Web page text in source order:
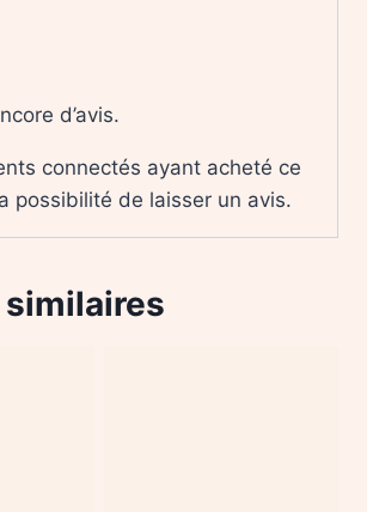
d’avis.
connectés ayant acheté ce
possibilité de laisser un avis.